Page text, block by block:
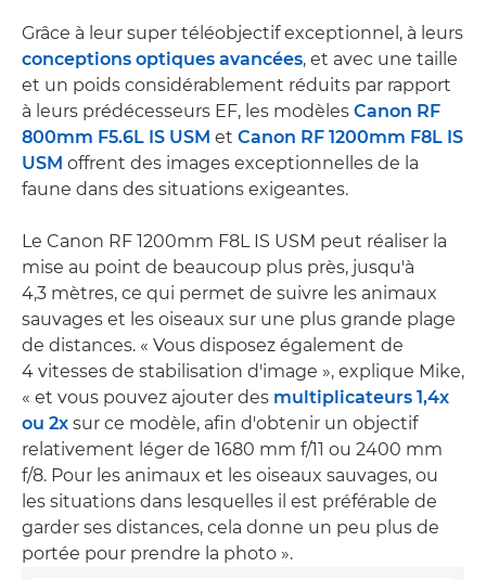
Grâce à leur super téléobjectif exceptionnel, à leurs
conceptions optiques avancées, et avec une taille
et un poids considérablement réduits par rapport
à leurs prédécesseurs EF, les modèles Canon RF
800mm F5.6L IS USM et Canon RF 1200mm F8L IS
USM offrent des images exceptionnelles de la
faune dans des situations exigeantes.
Le Canon RF 1200mm F8L IS USM peut réaliser la
mise au point de beaucoup plus près, jusqu'à
4,3 mètres, ce qui permet de suivre les animaux
sauvages et les oiseaux sur une plus grande plage
de distances. « Vous disposez également de
4 vitesses de stabilisation d'image », explique Mike,
« et vous pouvez ajouter des multiplicateurs 1,4x
ou 2x sur ce modèle, afin d'obtenir un objectif
relativement léger de 1680 mm f/11 ou 2400 mm
f/8. Pour les animaux et les oiseaux sauvages, ou
les situations dans lesquelles il est préférable de
garder ses distances, cela donne un peu plus de
portée pour prendre la photo ».